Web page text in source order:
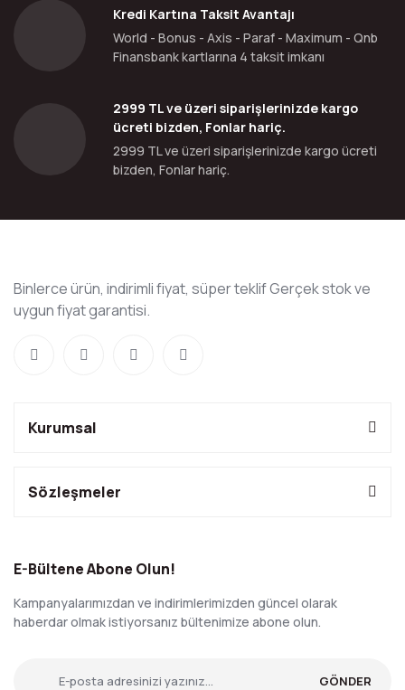
Kredi Kartına Taksit Avantajı
World - Bonus - Axis - Paraf - Maximum - Qnb
Finansbank kartlarına 4 taksit imkanı
2999 TL ve üzeri siparişlerinizde kargo
ücreti bizden, Fonlar hariç.
2999 TL ve üzeri siparişlerinizde kargo ücreti
bizden, Fonlar hariç.
Binlerce ürün, indirimli fiyat, süper teklif Gerçek stok ve
uygun fiyat garantisi.
Kurumsal
Sözleşmeler
E-Bültene Abone Olun!
Kampanyalarımızdan ve indirimlerimizden güncel olarak
haberdar olmak istiyorsanız bültenimize abone olun.
GÖNDER